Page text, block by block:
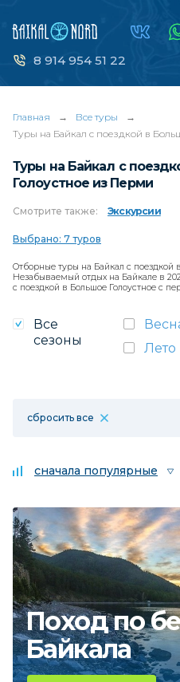
8 914 954 51 22
Главная → Все туры
→
Туры на Байкал с поездкой в
Туры на Байкал с
Голоустное из Перми
Смотрите также: Экскурсии
Выбрано: 7 туров
Отборные туры на Байкал с поездкой
Незабываемый отдых на Байкале в
с поездкой в Большое Голоустное с
Все
сезоны
Лето
сбросить все
сначала популярные
Поход по
Байкала